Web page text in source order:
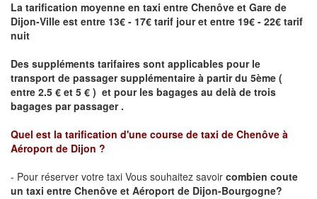
La tarification moyenne en taxi entre Chenôve et Gare de
Dijon-Ville est entre 13€ - 17€ tarif jour et entre 19€ - 22€ tarif
nuit
Des suppléments tarifaires sont applicables pour le
transport de passager supplémentaire à partir du 5ème (
entre 2.5 € et 5 € ) et pour les bagages au delà de trois
bagages par passager .
Quel est la tarification d'une course de taxi de Chenôve à
Aéroport de Dijon ?
- Pour réserver votre taxi Vous souhaitez savoir combien coute
un taxi entre Chenôve et Aéroport de Dijon-Bourgogne?